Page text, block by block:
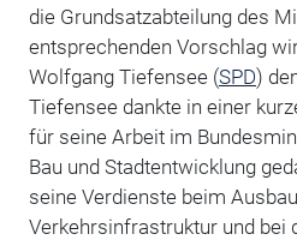
die Grundsatzabteilung des
entsprechenden Vorschlag
Wolfgang Tiefensee (SPD)
Tiefensee dankte in einer
für seine Arbeit im
Bau und Stadtentwicklung
seine Verdienste beim
Verkehrsinfrastruktur und bei